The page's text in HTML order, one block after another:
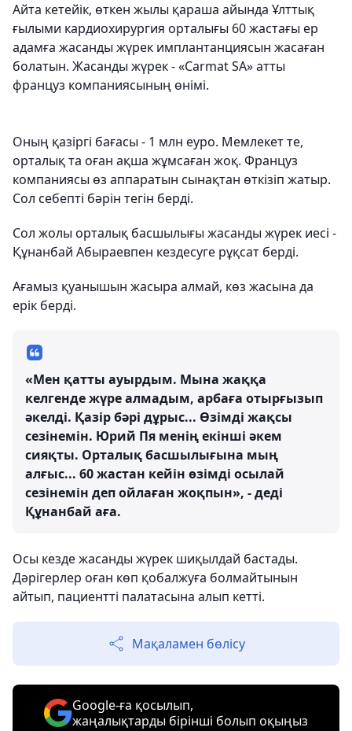
Айта кетейік, өткен жылы қараша айында Ұлттық
ғылыми кардиоxирургия орталығы 60 жастағы ер
адамға жасанды жүрек имплантанциясын жасаған
болатын. Жасанды жүрек - «Carmat SA» атты
француз компаниясының өнімі.
Оның қазіргі бағасы - 1 млн еуро. Мемлекет те,
орталық та оған ақша жұмсаған жоқ. Француз
компаниясы өз аппаратын сынақтан өткізіп жатыр.
Сол себепті бәрін тегін берді.
Сол жолы орталық басшылығы жасанды жүрек иесі -
Құнанбай Абыраевпен кездесуге рұқсат берді.
Ағамыз қуанышын жасыра алмай, көз жасына да
ерік берді.
«Мен қатты ауырдым. Мына жаққа
келгенде жүре алмадым, арбаға отырғызып
әкелді. Қазір бәрі дұрыс... Өзімді жақсы
сезінемін. Юрий Пя менің екінші әкем
сияқты. Орталық басшылығына мың
алғыс... 60 жастан кейін өзімді осылай
сезінемін деп ойлаған жоқпын», - деді
Құнанбай аға.
Осы кезде жасанды жүрек шиқылдай бастады.
Дәрігерлер оған көп қобалжуға болмайтынын
айтып, пациентті палатасына алып кетті.
Мақаламен бөлісу
Google-ға қосылып,
жаңалықтарды бірінші болып оқыңыз